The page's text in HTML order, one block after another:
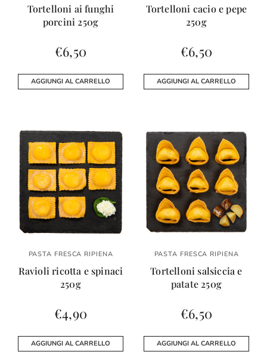
Tortelloni ai funghi
porcini 250g
€6,50
AGGIUNGI AL CARRELLO
Tortelloni cacio e pepe
250g
€6,50
AGGIUNGI AL CARRELLO
PASTA FRESCA RIPIENA
Ravioli ricotta e spinaci
250g
€4,90
AGGIUNGI AL CARRELLO
PASTA FRESCA RIPIENA
Tortelloni salsiccia e
patate 250g
€6,50
AGGIUNGI AL CARRELLO